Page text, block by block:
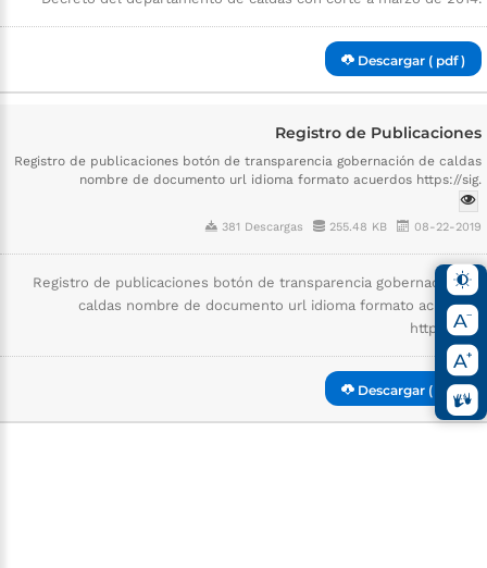
Descargar ( pdf )
Registro de Publicaciones
Registro de publicaciones botón de transparencia gobernación de caldas
nombre de documento url idioma formato acuerdos https://sig.
381 Descargas 255.48 KB 08-22-2019
Registro de publicaciones botón de transparencia gobernación de
caldas nombre de documento url idioma formato acuerdos
https://sig.
Descargar ( pdf )